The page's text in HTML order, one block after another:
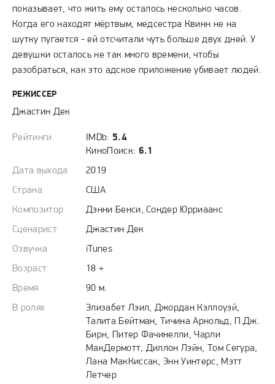
показывает, что жить ему осталось несколько часов.
Когда его находят мёртвым, медсестра Квинн не на
шутку пугается - ей отсчитали чуть больше двух дней. У
девушки осталось не так много времени, чтобы
разобраться, как это адское приложение убивает людей.
РЕЖИССЕР
Джастин Дек
Рейтинги IMDb: 5.4
КиноПоиск: 6.1
Дата выхода
2019
Страна
США
Композитор
Дэнни Бенси, Сондер Юрриаанс
Сценарист
Джастин Дек
Озвучка
iTunes
Возраст
18 +
Время
90 м.
В ролях
Элизабет Лэил, Джордан Кэллоуэй,
Талита Бейтман, Тичина Арнольд, П.Дж.
Бирн, Питер Фачинелли, Чарли
МакДермотт, Диллон Лэйн, Том Сегура,
Лана МакКиссак, Энн Уинтерс, Мэтт
Летчер